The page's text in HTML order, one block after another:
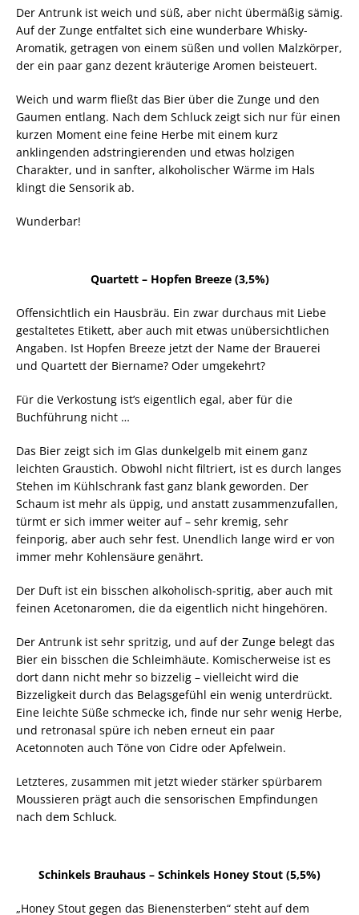
Der Antrunk ist weich und süß, aber nicht übermäßig sämig.
Auf der Zunge entfaltet sich eine wunderbare Whisky-
Aromatik, getragen von einem süßen und vollen Malzkörper,
der ein paar ganz dezent kräuterige Aromen beisteuert.
Weich und warm fließt das Bier über die Zunge und den
Gaumen entlang. Nach dem Schluck zeigt sich nur für einen
kurzen Moment eine feine Herbe mit einem kurz
anklingenden adstringierenden und etwas holzigen
Charakter, und in sanfter, alkoholischer Wärme im Hals
klingt die Sensorik ab.
Wunderbar!
Quartett – Hopfen Breeze (3,5%)
Offensichtlich ein Hausbräu. Ein zwar durchaus mit Liebe
gestaltetes Etikett, aber auch mit etwas unübersichtlichen
Angaben. Ist Hopfen Breeze jetzt der Name der Brauerei
und Quartett der Biername? Oder umgekehrt?
Für die Verkostung ist’s eigentlich egal, aber für die
Buchführung nicht …
Das Bier zeigt sich im Glas dunkelgelb mit einem ganz
leichten Graustich. Obwohl nicht filtriert, ist es durch langes
Stehen im Kühlschrank fast ganz blank geworden. Der
Schaum ist mehr als üppig, und anstatt zusammenzufallen,
türmt er sich immer weiter auf – sehr kremig, sehr
feinporig, aber auch sehr fest. Unendlich lange wird er von
immer mehr Kohlensäure genährt.
Der Duft ist ein bisschen alkoholisch-spritig, aber auch mit
feinen Acetonaromen, die da eigentlich nicht hingehören.
Der Antrunk ist sehr spritzig, und auf der Zunge belegt das
Bier ein bisschen die Schleimhäute. Komischerweise ist es
dort dann nicht mehr so bizzelig – vielleicht wird die
Bizzeligkeit durch das Belagsgefühl ein wenig unterdrückt.
Eine leichte Süße schmecke ich, finde nur sehr wenig Herbe,
und retronasal spüre ich neben erneut ein paar
Acetonnoten auch Töne von Cidre oder Apfelwein.
Letzteres, zusammen mit jetzt wieder stärker spürbarem
Moussieren prägt auch die sensorischen Empfindungen
nach dem Schluck.
Schinkels Brauhaus – Schinkels Honey Stout (5,5%)
„Honey Stout gegen das Bienensterben“ steht auf dem